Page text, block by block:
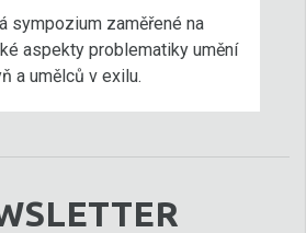
sympozium zaměřené na
aspekty problematiky umění
a umělců v exilu.